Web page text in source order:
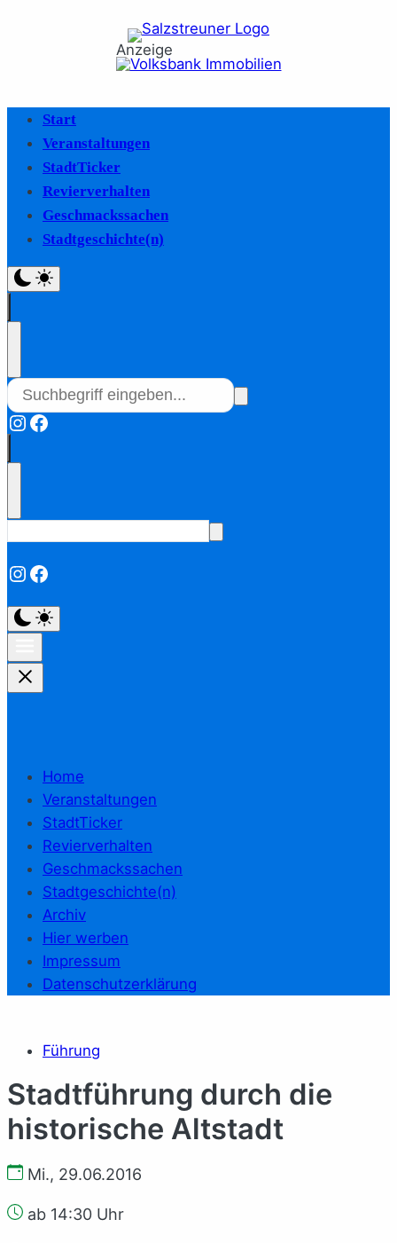
Anzeige
Start
Veranstaltungen
StadtTicker
Revierverhalten
Geschmackssachen
Stadtgeschichte(n)
Instagram
Facebook
Instagram
Facebook
Home
Veranstaltungen
StadtTicker
Revierverhalten
Geschmackssachen
Stadtgeschichte(n)
Archiv
Hier werben
Impressum
Datenschutzerklärung
Führung
Stadtführung durch die
historische Altstadt
Mi., 29.06.2016
ab 14:30 Uhr